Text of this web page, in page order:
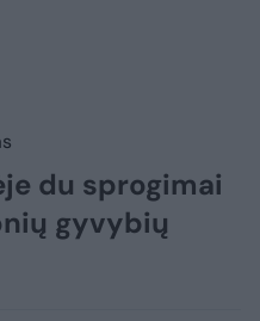
du sprogimai
gyvybių